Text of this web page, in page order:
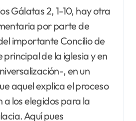
Gálatas 2, 1-10, hay otra
por parte de
importante Concilio de
principal de la iglesia y en
, en un
aquel explica el proceso
a los elegidos para la
Aquí pues